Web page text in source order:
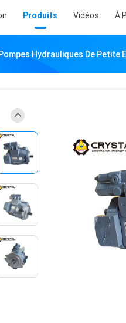
Produits Vidéos À
Pompes Hydrauliques De Petite